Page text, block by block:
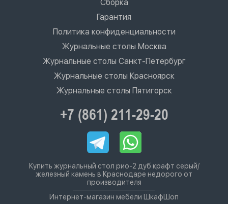
Сборка
Гарантия
Политика конфиденциальности
Журнальные столы Москва
Журнальные столы Санкт-Петербург
Журнальные столы Красноярск
Журнальные столы Пятигорск
+7 (861) 211-29-20
Купить журнальный стол рио-2 дуб крафт серый/
железный камень в Краснодаре недорого от
производителя
Интернет-магазин мебели ШкафШоп